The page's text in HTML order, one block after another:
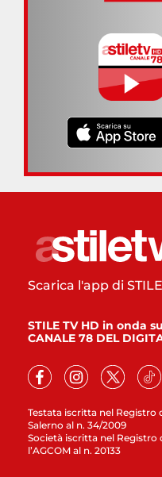
Testata iscritta nel Registro
Salerno al n. 34/2009
Società iscritta nel Registro
l’AGCOM al n. 20133
Scarica l'app di
STILE TV HD in onda
CANALE 78 DEL